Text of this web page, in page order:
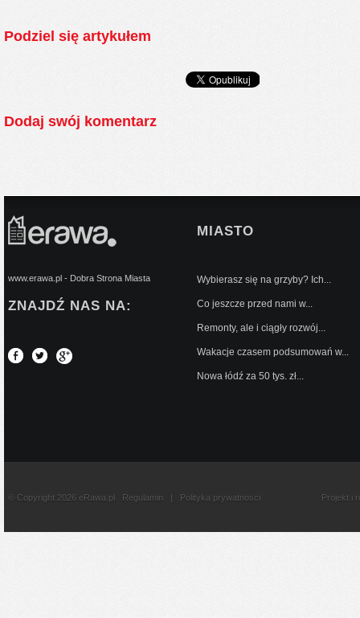
Podziel się artykułem
Dodaj swój komentarz
www.erawa.pl - Dobra Strona Miasta
ZNAJDŹ NAS NA:
MIASTO
Wybierasz się na grzyby? Ich...
Co jeszcze przed nami w...
Remonty, ale i ciągły rozwój...
Wakacje czasem podsumowań w...
Nowa łódź za 50 tys. zł...
© Copyright 2026 eRawa.pl Regulamin | Polityka prywatnosci Projekt i